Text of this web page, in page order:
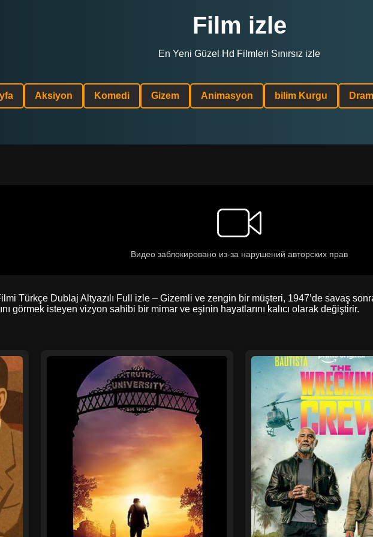
Film izle
En Yeni Güzel Hd Filmleri Sınırsız izle
Aksiyon Komedi Gizem Animasyon bilim Kurgu Dram
Türkçe Dublaj Altyazılı Full izle – Gizemli ve zengin bir müşteri, 1947’de savaş
görmek isteyen vizyon sahibi bir mimar ve eşinin hayatlarını kalıcı olarak değiştirir.